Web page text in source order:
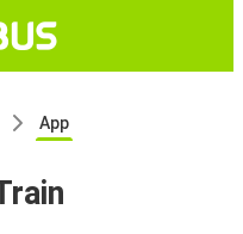
App